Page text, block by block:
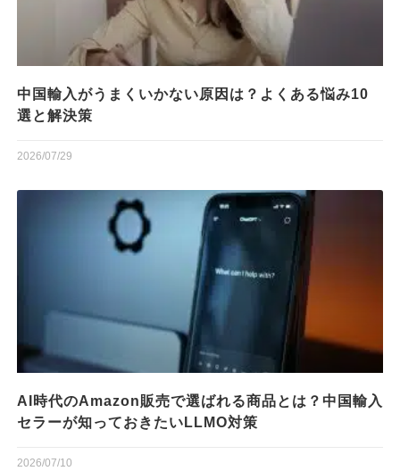
中国輸入がうまくいかない原因は？よくある悩み10
選と解決策
2026/07/29
AI時代のAmazon販売で選ばれる商品とは？中国輸入
セラーが知っておきたいLLMO対策
2026/07/10